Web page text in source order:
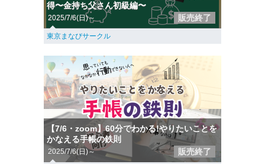
得〜金持ち父さん初級編〜
2025/7/6(日)～ 販売終了
東京まなびサークル
【7/6・zoom】60分でわかる!やりたいことを
かなえる手帳の鉄則
2025/7/6(日)～ 販売終了